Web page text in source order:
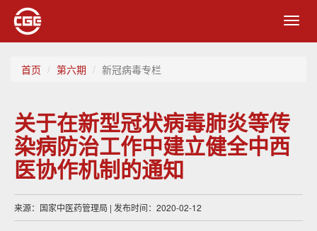
首页 第六期 新冠病毒专栏
关于在新型冠状病毒肺炎等传
染病防治工作中建立健全中西
医协作机制的通知
来源：国家中医药管理局 | 发布时间：2020-02-12